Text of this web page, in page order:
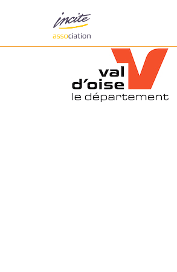
Valdoise_163x90